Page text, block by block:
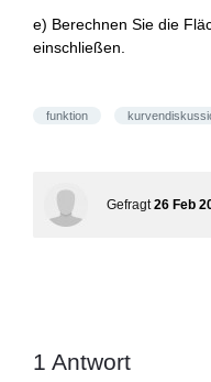
e) Berechnen Sie die
einschließen.
funktion
Gefragt 26 Feb
1 Antwort